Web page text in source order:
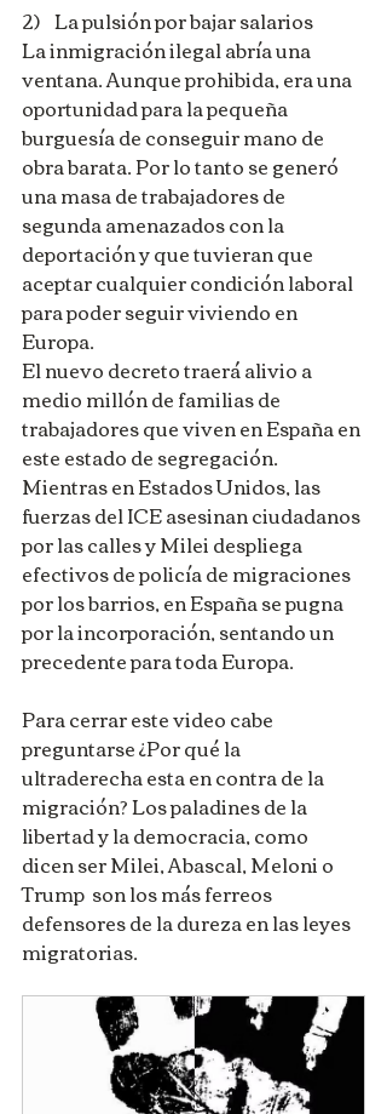
2)    La pulsión por bajar salarios
La inmigración ilegal abría una
ventana. Aunque prohibida, era una
oportunidad para la pequeña
burguesía de conseguir mano de
obra barata. Por lo tanto se generó
una masa de trabajadores de
segunda amenazados con la
deportación y que tuvieran que
aceptar cualquier condición laboral
para poder seguir viviendo en
Europa.
El nuevo decreto traerá alivio a
medio millón de familias de
trabajadores que viven en España en
este estado de segregación.
Mientras en Estados Unidos, las
fuerzas del ICE asesinan ciudadanos
por las calles y Milei despliega
efectivos de policía de migraciones
por los barrios, en España se pugna
por la incorporación, sentando un
precedente para toda Europa.
Para cerrar este video cabe
preguntarse ¿Por qué la
ultraderecha esta en contra de la
migración? Los paladines de la
libertad y la democracia, como
dicen ser Milei, Abascal, Meloni o
Trump  son los más ferreos
defensores de la dureza en las leyes
migratorias.